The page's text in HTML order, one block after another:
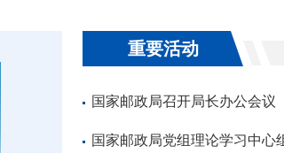
重要活动
国家邮政局召开局长办公会议
国家邮政局党组理论学习中心